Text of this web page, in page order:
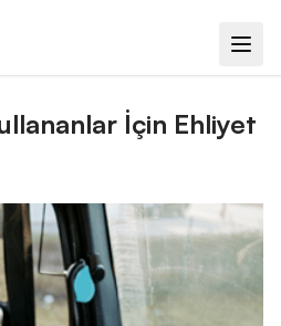
cihazı kullananlar i̇çin ehliyet alma
İçin Ehliyet